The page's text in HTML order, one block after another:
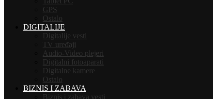
GPS
Ostalo
DIGITALIJE
Digitalije vesti
TV uređaji
Audio-Video plejeri
Digitalni fotoaparati
Digitalne kamere
Ostalo
BIZNIS I ZABAVA
Biznis i zabava vesti